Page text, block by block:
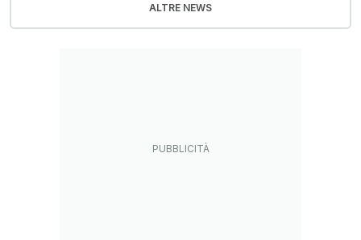
ALTRE NEWS